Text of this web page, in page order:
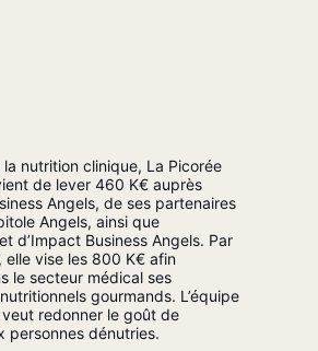
nutrition clinique, La Picorée
de lever 460 K€ auprès
Angels, de ses partenaires
Angels, ainsi que
d’Impact Business Angels. Par
elle vise les 800 K€ afin
le secteur médical ses
gourmands. L’équipe
redonner le goût de
personnes dénutries.